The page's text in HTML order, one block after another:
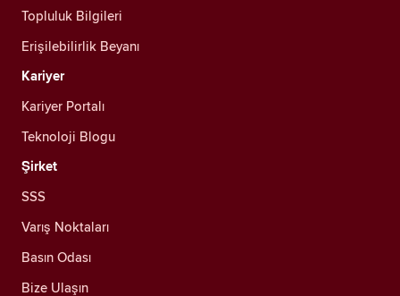
Topluluk Bilgileri
Erişilebilirlik Beyanı
Kariyer
Kariyer Portalı
Teknoloji Blogu
Şirket
SSS
Varış Noktaları
Basın Odası
Bize Ulaşın